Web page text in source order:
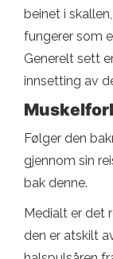
beinet i
fungerer som
Generelt sett
innsetting av
Følger den
gjennom sin
bak denne.
Medialt er det
den er atskilt